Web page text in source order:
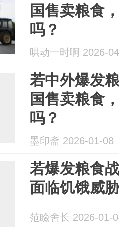
国售卖粮食
吗？
哄动一时啊 2026-
若中外爆发
国售卖粮食
吗？
墨印斋 2026-01-08
若爆发粮食
面临饥饿威
范瞼舍长 2026-01-